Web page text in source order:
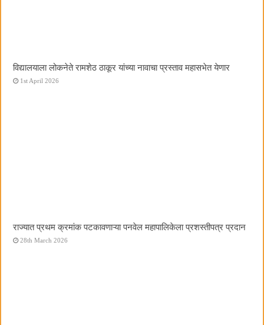
विद्यालयाला लोकनेते रामशेठ ठाकूर यांच्या नावाचा प्रस्ताव महासभेत येणार
1st April 2026
राज्यात प्रथम क्रमांक पटकावणाऱ्या पनवेल महापालिकेला प्रशस्तीपत्र प्रदान
28th March 2026